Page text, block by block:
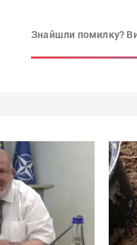
Знайшли помилку?